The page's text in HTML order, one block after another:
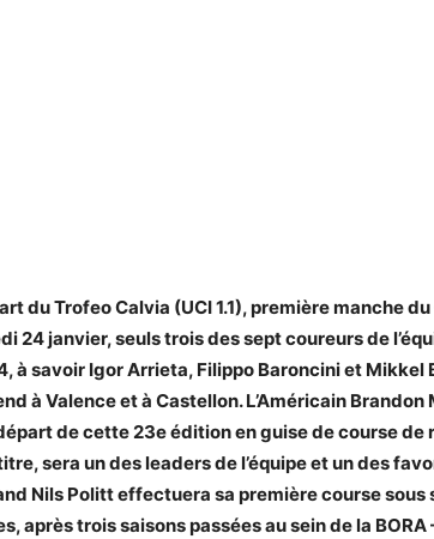
du Trofeo Calvia (UCI 1.1), première manche
24 janvier, seuls trois des sept coureurs de
à savoir Igor Arrieta, Filippo Baroncini et
à Valence et à Castellon. L’Américain
de cette 23e édition en guise de course de
sera un des leaders de l’équipe et un des
Nils Politt effectuera sa première course sous
après trois saisons passées au sein de la BORA